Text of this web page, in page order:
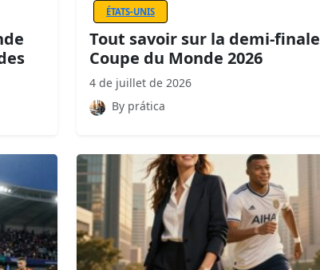
ÉTATS-UNIS
Tout savoir sur la demi-finale
Coupe du Monde 2026
4 de juillet de 2026
By prática